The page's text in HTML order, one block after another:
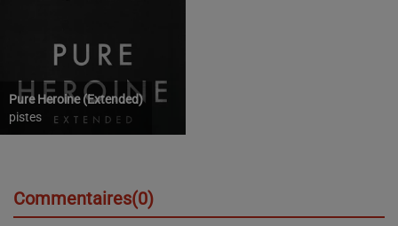
Pure Heroine (Extended)
pistes
Commentaires(0)